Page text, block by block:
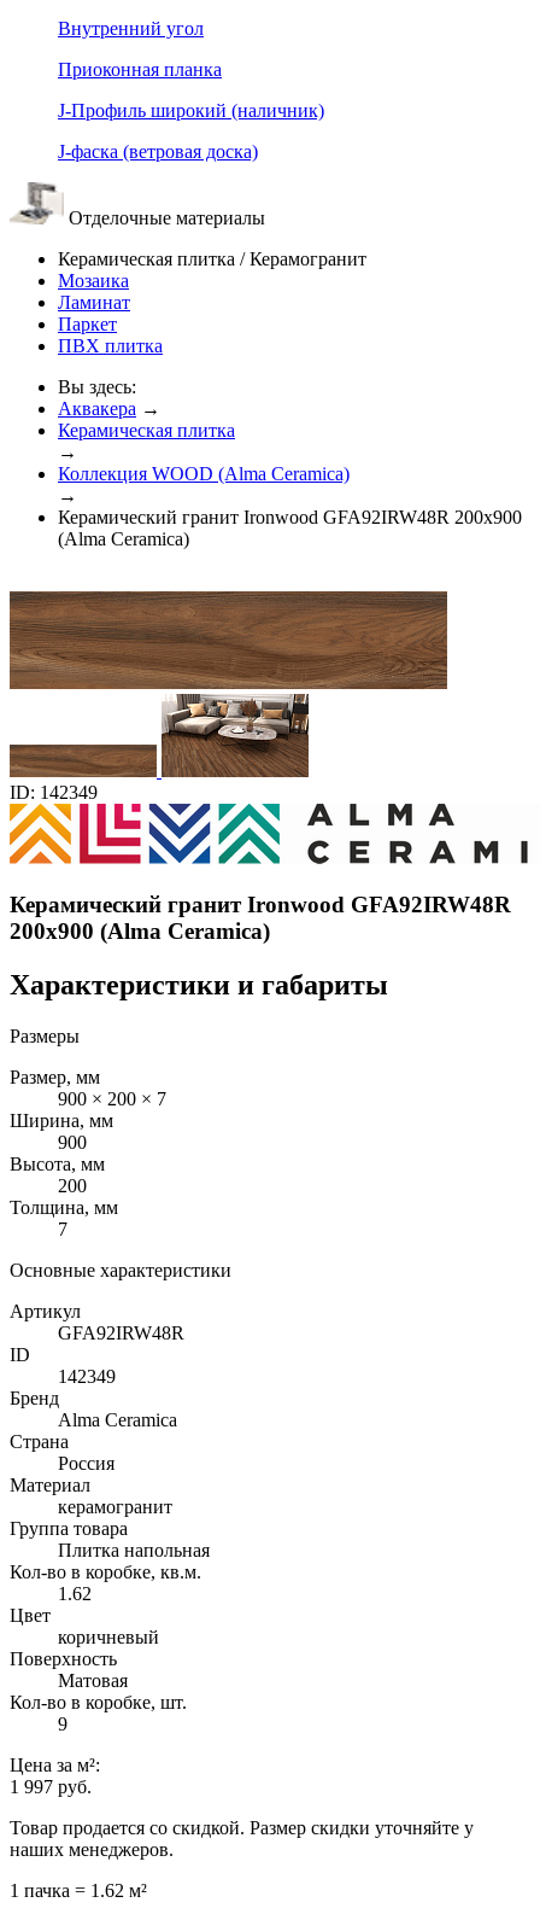
Внутренний угол
Приоконная планка
J-Профиль широкий (наличник)
J-фаска (ветровая доска)
Отделочные материалы
Керамическая плитка / Керамогранит
Мозаика
Ламинат
Паркет
ПВХ плитка
Вы здесь:
Аквакера →
Керамическая плитка
→
Коллекция WOOD (Alma Ceramica)
→
Керамический гранит Ironwood GFA92IRW48R 200x900
(Alma Ceramica)
ID: 142349
Керамический гранит Ironwood GFA92IRW48R
200x900 (Alma Ceramica)
Характеристики и габариты
Размеры
Размер, мм
900 × 200 × 7
Ширина, мм
900
Высота, мм
200
Толщина, мм
7
Основные характеристики
Артикул
GFA92IRW48R
ID
142349
Бренд
Alma Ceramica
Страна
Россия
Материал
керамогранит
Группа товара
Плитка напольная
Кол-во в коробке, кв.м.
1.62
Цвет
коричневый
Поверхность
Матовая
Кол-во в коробке, шт.
9
Цена за м²:
1 997 руб.
Товар продается со скидкой. Размер скидки уточняйте у
наших менеджеров.
1 пачка = 1.62 м²